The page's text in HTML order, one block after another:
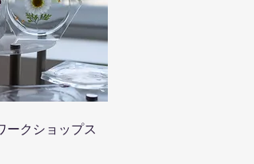
ークショップス